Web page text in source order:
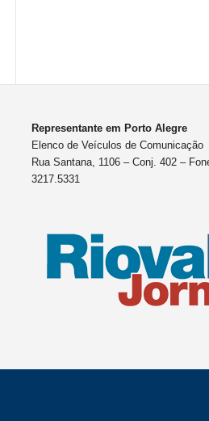
Representante em Porto Alegre
Elenco de Veículos de Comunicação
Rua Santana, 1106 – Conj. 402 –
3217.5331